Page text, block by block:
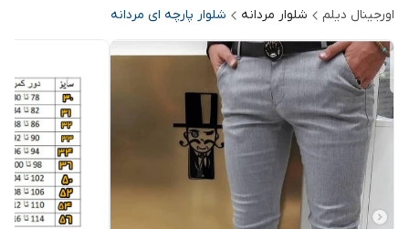
اورجینال دیلم شلوار مردانه شلوار پارچه ای مردانه